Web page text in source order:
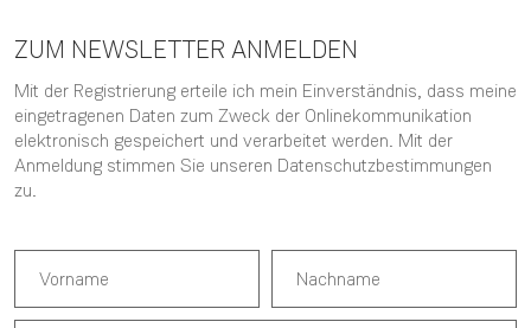
ZUM NEWSLETTER ANMELDEN
Mit der Registrierung erteile ich mein Einverständnis, dass meine
eingetragenen Daten zum Zweck der Onlinekommunikation
elektronisch gespeichert und verarbeitet werden. Mit der
Anmeldung stimmen Sie unseren Datenschutzbestimmungen
zu.